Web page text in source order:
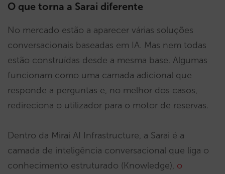
O que torna a Sarai diferente
No mercado estão a aparecer várias soluções
conversacionais baseadas em IA. Mas nem todas
estão construídas desde a mesma base. Algumas
funcionam como uma camada adicional que
responde a perguntas e, no melhor dos casos,
redireciona o utilizador para o motor de reservas.
Dentro da Mirai AI Infrastructure, a Sarai é a
camada de inteligência conversacional que liga o
conhecimento estruturado (Knowledge), o